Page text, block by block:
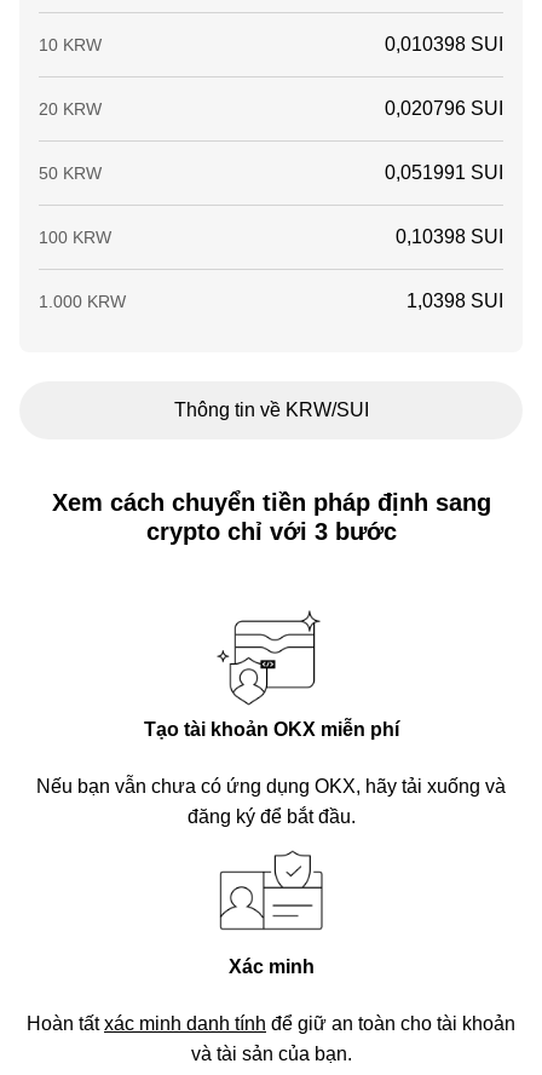
10 KRW 0,010398 SUI
20 KRW 0,020796 SUI
50 KRW 0,051991 SUI
100 KRW 0,10398 SUI
1.000 KRW 1,0398 SUI
Thông tin về KRW/SUI
Xem cách chuyển tiền pháp định sang
crypto chỉ với 3 bước
Tạo tài khoản OKX miễn phí
Nếu bạn vẫn chưa có ứng dụng OKX, hãy tải xuống và
đăng ký để bắt đầu.
Xác minh
Hoàn tấtxác minh danh tính để giữ an toàn cho tài khoản
và tài sản của bạn.